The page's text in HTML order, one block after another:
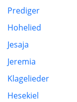
Prediger
Hohelied
Jesaja
Jeremia
Klagelieder
Hesekiel